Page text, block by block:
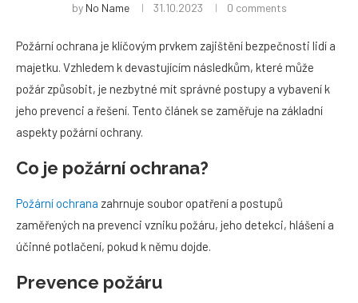
by No Name 31.10.2023 0 comments
Požární ochrana je klíčovým prvkem zajištění bezpečnosti lidí a
majetku. Vzhledem k devastujícím následkům, které může
požár způsobit, je nezbytné mít správné postupy a vybavení k
jeho prevenci a řešení. Tento článek se zaměřuje na základní
aspekty požární ochrany.
Co je požární ochrana?
Požární ochrana zahrnuje soubor opatření a postupů
zaměřených na prevenci vzniku požáru, jeho detekci, hlášení a
účinné potlačení, pokud k němu dojde.
Prevence požáru